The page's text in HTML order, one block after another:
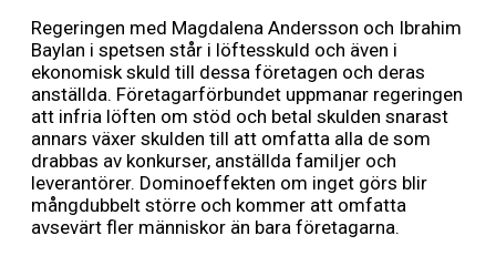
Regeringen med Magdalena Andersson och Ibrahim
Baylan i spetsen står i löftesskuld och även i
ekonomisk skuld till dessa företagen och deras
anställda. Företagarförbundet uppmanar regeringen
att infria löften om stöd och betal skulden snarast
annars växer skulden till att omfatta alla de som
drabbas av konkurser, anställda familjer och
leverantörer. Dominoeffekten om inget görs blir
mångdubbelt större och kommer att omfatta
avsevärt fler människor än bara företagarna.